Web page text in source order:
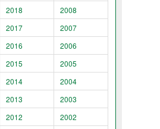
2018
2008
2017
2007
2016
2006
2015
2005
2014
2004
2013
2003
2012
2002